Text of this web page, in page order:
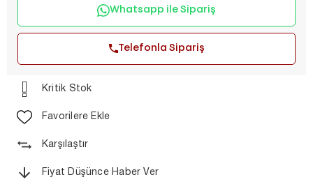
Whatsapp ile Sipariş
Telefonla Sipariş
Kritik Stok
Favorilere Ekle
Karşılaştır
Fiyat Düşünce Haber Ver